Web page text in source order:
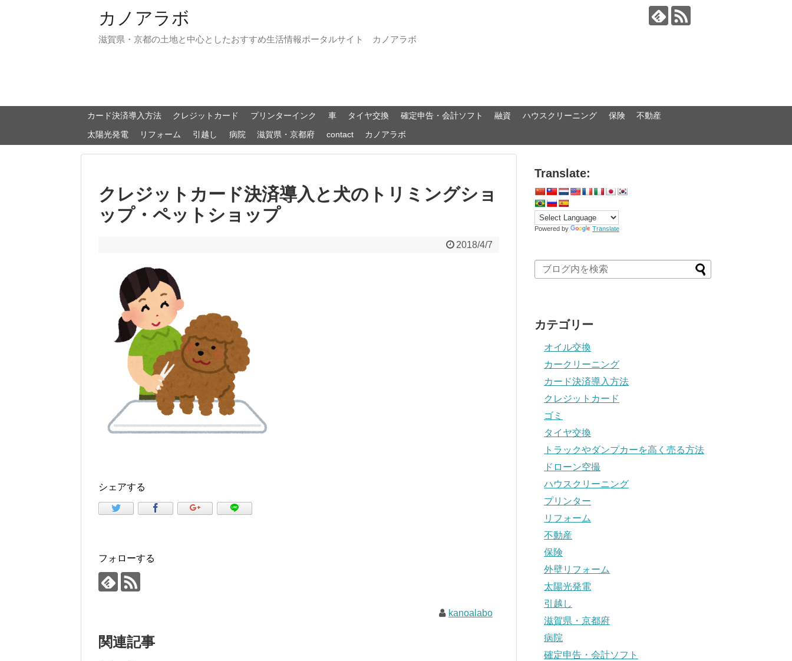
カノアラボ
滋賀県・京都の土地と中心としたおすすめ生活情報ポータルサイト カノアラボ
カード決済導入方法 クレジットカード プリンターインク 車 タイヤ交換 確定申告・会計ソフト 融資 ハウスクリーニング 保険
不動産
太陽光発電
リフォーム 引越し 病院 滋賀県・京都府 contact カノアラボ
クレジットカード決済導入と犬のトリミングショ
ップ・ペットショップ
2018/4/7
シェアする
フォローする
kanoalabo
関連記事
Translate:
Powered by Translate
カテゴリー
オイル交換
カークリーニング
カード決済導入方法
クレジットカード
ゴミ
タイヤ交換
トラックやダンプカーを高く売る方法
ドローン空撮
ハウスクリーニング
プリンター
リフォーム
不動産
保険
外壁リフォーム
太陽光発電
引越し
滋賀県・京都府
病院
確定申告・会計ソフト